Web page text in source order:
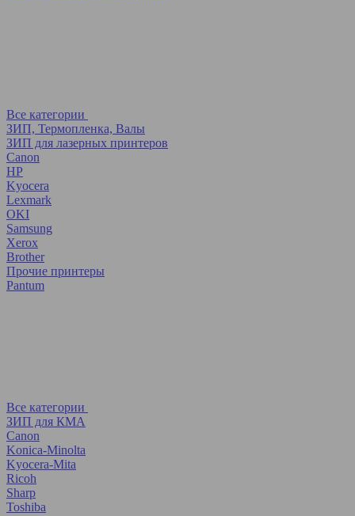
Все категории
ЗИП, Термопленка, Валы
ЗИП для лазерных принтеров
Canon
HP
Kyocera
Lexmark
OKI
Samsung
Xerox
Brother
Прочие принтеры
Pantum
Все категории
ЗИП для КМА
Canon
Konica-Minolta
Kyocera-Mita
Ricoh
Sharp
Toshiba